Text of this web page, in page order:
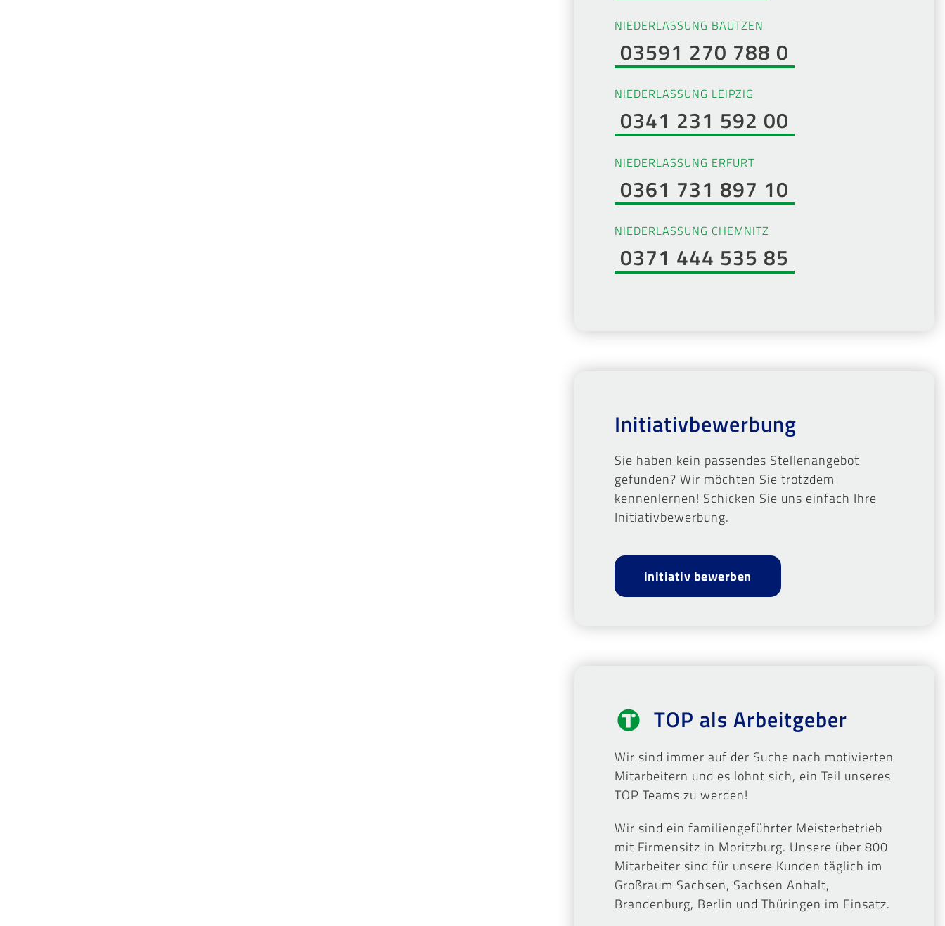
NIEDERLASSUNG BAUTZEN
03591 270 788 0
NIEDERLASSUNG LEIPZIG
0341 231 592 00
NIEDERLASSUNG ERFURT
0361 731 897 10
NIEDERLASSUNG CHEMNITZ
0371 444 535 85
Initiativbewerbung
Sie haben kein passendes Stellenangebot
gefunden? Wir möchten Sie trotzdem
kennenlernen! Schicken Sie uns einfach Ihre
Initiativbewerbung.
initiativ bewerben
TOP als Arbeitgeber
Wir sind immer auf der Suche nach motivierten
Mitarbeitern und es lohnt sich, ein Teil unseres
TOP Teams zu werden!
Wir sind ein familiengeführter Meisterbetrieb
mit Firmensitz in Moritzburg. Unsere über 800
Mitarbeiter sind für unsere Kunden täglich im
Großraum Sachsen, Sachsen Anhalt,
Brandenburg, Berlin und Thüringen im Einsatz.